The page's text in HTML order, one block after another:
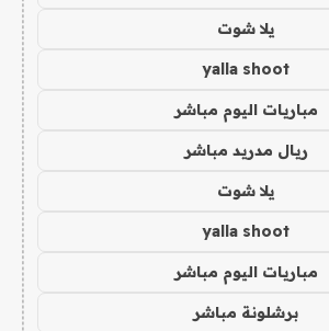
يلا شوت
yalla shoot
مباريات اليوم مباشر
ريال مدريد مباشر
يلا شوت
yalla shoot
مباريات اليوم مباشر
برشلونة مباشر